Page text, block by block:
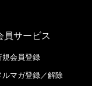
員サービス
規会員登録
ルマガ登録／解除